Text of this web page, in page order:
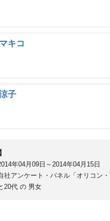
キコ
子
年04月09日～2014年04月15日
社アンケート・パネル「オリコン
20代 の 男女